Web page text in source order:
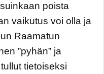
poista
vaikutus voi olla ja
Raamatun
”pyhän” ja
tietoiseksi